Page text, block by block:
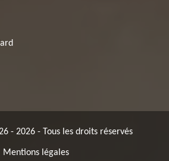
- 2026 - Tous les droits réservés
Mentions légales